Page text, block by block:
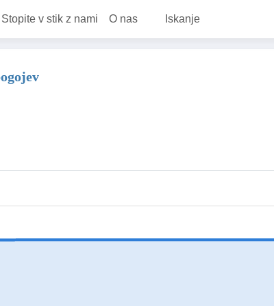
Stopite v stik z nami O nas Iskanje